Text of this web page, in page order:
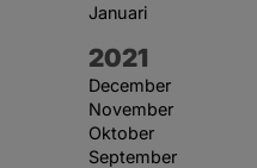
Januari
År:
2021
December
November
Oktober
September